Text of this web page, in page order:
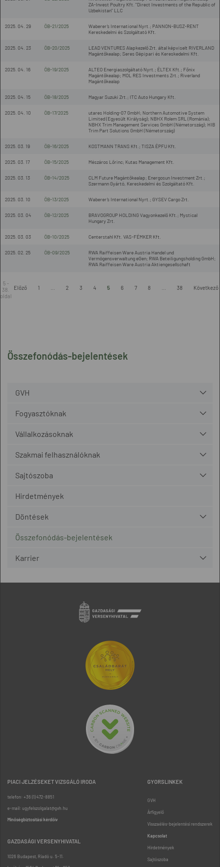
Összefonódás-bejelentések
GVH
Fogyasztóknak
Vállalkozásoknak
Szakmai felhasználóknak
Sajtószoba
Hirdetmények
Döntések
Összefonódás-bejelentések
Karrier
ZA-Invest Poultry Kft. "Direct Investments of the Republic of
Uzbekistan" LLC
2025. 04. 29 ÖB-21/2025
Waberer’s International Nyrt.; PANNON-BUSZ-RENT
Kereskedelmi és Szolgáltató Kft.
2025. 04. 23 ÖB-20/2025
LEAD VENTURES Alapkezelő Zrt. által képviselt RIVERLAND
Magántőkealap; Seres Gépipari és Kereskedelmi Kft.
2025. 04. 16 ÖB-19/2025
ALTEO Energiaszolgáltató Nyrt.; ÉLTEX Kft.; Főnix
Magántőkealap; MOL RES Investments Zrt.; Riverland
Magántőkealap
2025. 04. 15 ÖB-18/2025 Magyar Suzuki Zrt.; ITC Auto Hungary Kft.
2025. 04. 10 ÖB-17/2025
utares Holding-07 GmbH; Northern Automotive System
Limited (Egyesült Királyság); NBHX Rolem SRL (Románia);
NBHX Trim Management Services GmbH (Németország); HIB
Trim Part Solutions GmbH (Németország)
2025. 03. 19 ÖB-16/2025 KOSTMANN TRANS Kft.; TISZA ÉPFU Kft.
2025. 03. 17 ÖB-15/2025 Mészáros Lőrinc; Kutas Management Kft.
2025. 03. 13 ÖB-14/2025
CLM Future Magántőkealap; Energosun Investment Zrt.;
Szermann Gyártó, Kereskedelmi és Szolgáltató Kft.
2025. 03. 10 ÖB-13/2025 Waberer’s International Nyrt.; GYSEV Cargo Zrt.
2025. 03. 04 ÖB-12/2025
BRAVOGROUP HOLDING Vagyonkezelő Kft.; Mystical
Hungary Zrt.
2025. 03. 03 ÖB-10/2025 Centerstahl Kft. VAS-FÉMKER Kft.
2025. 02. 25 ÖB-09/2025
RWA Raiffeisen Ware Austria Handel und
Vermögensverwaltung eGen; RWA Beteiligungsholding GmbH;
RWA Raiffeisen Ware Austria Aktiengesellschaft
5 -
38.
oldal
Előző 1 2 3 4 5 6 7 8 38 Következő
PIACI JELZÉSEKET VIZSGÁLÓ IRODA
telefon: +36 (1) 472-8851
e-mail: ugyfelszolgalat@gvh.hu
Minőségbiztosítási kérdőív
GAZDASÁGI VERSENYHIVATAL
1026 Budapest, Riadó u. 5-11.
GYORSLINKEK
GVH
Árfigyelő
Visszaélés-bejelentési rendszerek
Kapcsolat
Hirdetmények
Sajtószoba